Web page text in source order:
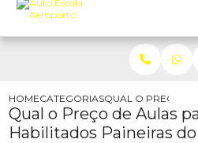
HOMECATEGORIASQUAL O PREÇO
Qual o Preço de Aulas
Habilitados Paineiras